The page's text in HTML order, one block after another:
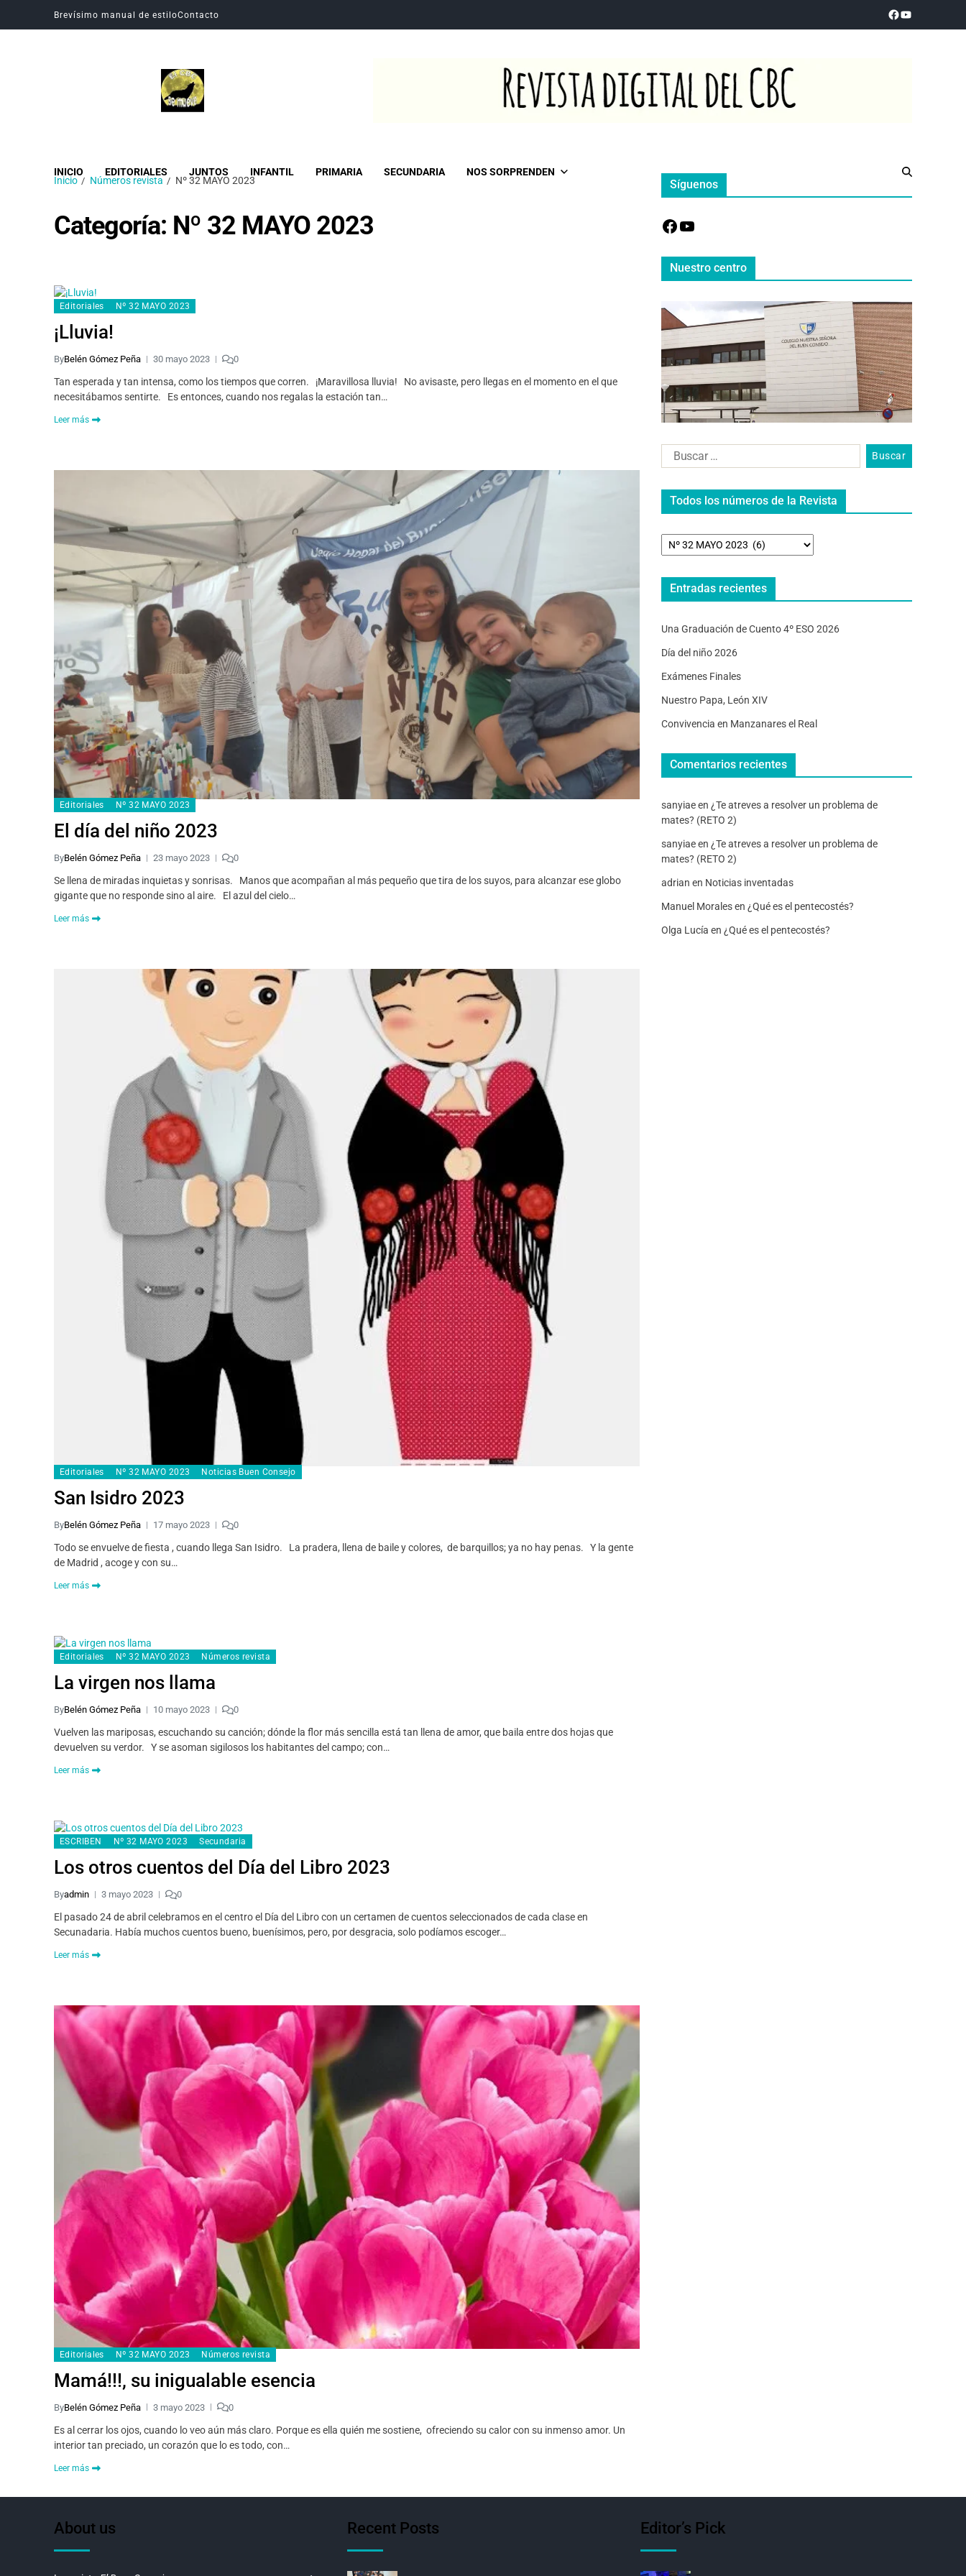
Brevísimo manual de estiloContacto
INICIO EDITORIALES JUNTOS INFANTIL PRIMARIA SECUNDARIA NOS SORPRENDEN
Inicio Números revista Nº 32 MAYO 2023
Categoría: Nº 32 MAYO 2023
Editoriales Nº 32 MAYO 2023
¡Lluvia!
ByBelén Gómez Peña 30 mayo 2023 0
Tan esperada y tan intensa, como los tiempos que corren. ¡Maravillosa lluvia! No avisaste, pero llegas en el momento en el que
necesitábamos sentirte. Es entonces, cuando nos regalas la estación tan…
Leer más
Editoriales Nº 32 MAYO 2023
El día del niño 2023
ByBelén Gómez Peña 23 mayo 2023 0
Se llena de miradas inquietas y sonrisas. Manos que acompañan al más pequeño que tira de los suyos, para alcanzar ese globo
gigante que no responde sino al aire. El azul del cielo…
Leer más
Editoriales Nº 32 MAYO 2023 Noticias Buen Consejo
San Isidro 2023
ByBelén Gómez Peña 17 mayo 2023 0
Todo se envuelve de fiesta , cuando llega San Isidro. La pradera, llena de baile y colores, de barquillos; ya no hay penas. Y la gente
de Madrid , acoge y con su…
Leer más
Editoriales Nº 32 MAYO 2023 Números revista
La virgen nos llama
ByBelén Gómez Peña 10 mayo 2023 0
Vuelven las mariposas, escuchando su canción; dónde la flor más sencilla está tan llena de amor, que baila entre dos hojas que
devuelven su verdor. Y se asoman sigilosos los habitantes del campo; con…
Leer más
ESCRIBEN Nº 32 MAYO 2023 Secundaria
Los otros cuentos del Día del Libro 2023
Byadmin 3 mayo 2023 0
El pasado 24 de abril celebramos en el centro el Día del Libro con un certamen de cuentos seleccionados de cada clase en
Secunadaria. Había muchos cuentos bueno, buenísimos, pero, por desgracia, solo podíamos escoger…
Leer más
Editoriales Nº 32 MAYO 2023 Números revista
Mamá!!!, su inigualable esencia
ByBelén Gómez Peña 3 mayo 2023 0
Es al cerrar los ojos, cuando lo veo aún más claro. Porque es ella quién me sostiene, ofreciendo su calor con su inmenso amor. Un
interior tan preciado, un corazón que lo es todo, con…
Leer más
Síguenos
Nuestro centro
Todos los números de la Revista
Entradas recientes
Una Graduación de Cuento 4º ESO 2026
Día del niño 2026
Exámenes Finales
Nuestro Papa, León XIV
Convivencia en Manzanares el Real
Comentarios recientes
sanyiaeen ¿Te atreves a resolver un problema de
mates? (RETO 2)
sanyiaeen ¿Te atreves a resolver un problema de
mates? (RETO 2)
adrian en Noticias inventadas
Manuel Moralesen ¿Qué es el pentecostés?
Olga Lucía en ¿Qué es el pentecostés?
About us Recent Posts Editor’s Pick